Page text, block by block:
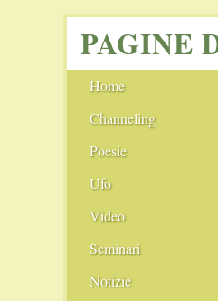
PAGINE
Home
Channeling
Angeli
Poesie
Ufo
I cerchi nel grano
Video
Seminari
Notizie